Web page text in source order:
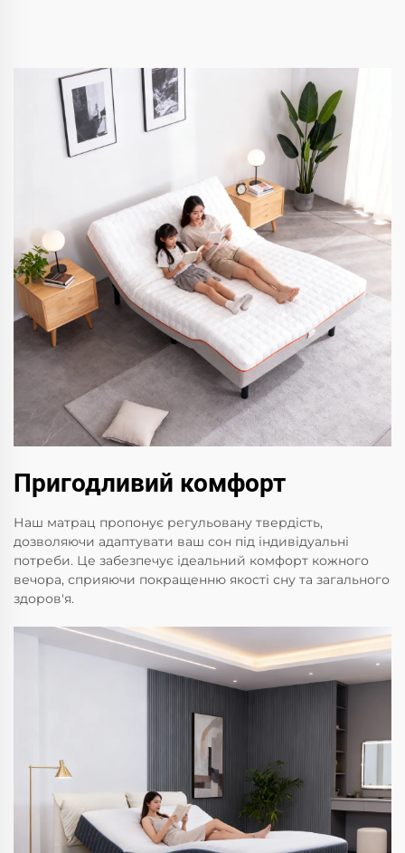
Пригодливий комфорт
Наш матрац пропонує регульовану твердість,
дозволяючи адаптувати ваш сон під індивідуальні
потреби. Це забезпечує ідеальний комфорт кожного
вечора, сприяючи покращенню якості сну та загального
здоров'я.